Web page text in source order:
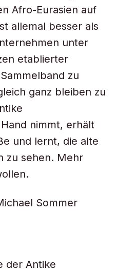
Afro-Eurasien auf
allemal besser als
unter
etablierter
zu
ganz bleiben zu
nimmt, erhält
und lernt, die alte
zu sehen. Mehr
Sommer
der Antike